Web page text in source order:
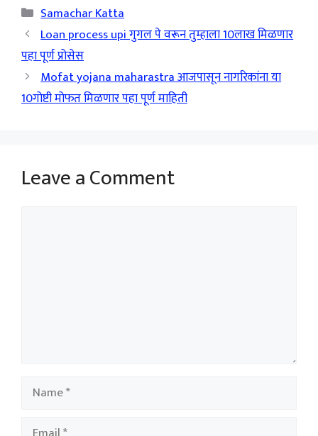
Categories
Samachar Katta
Loan process upi गुगल पे वरून तुम्हाला 10लाख मिळणार
पहा पूर्ण प्रोसेस
Mofat yojana maharastra आजपासून नागरिकांना या
10गोष्टी मोफत मिळणार पहा पूर्ण माहिती
Leave a Comment
Name
Email